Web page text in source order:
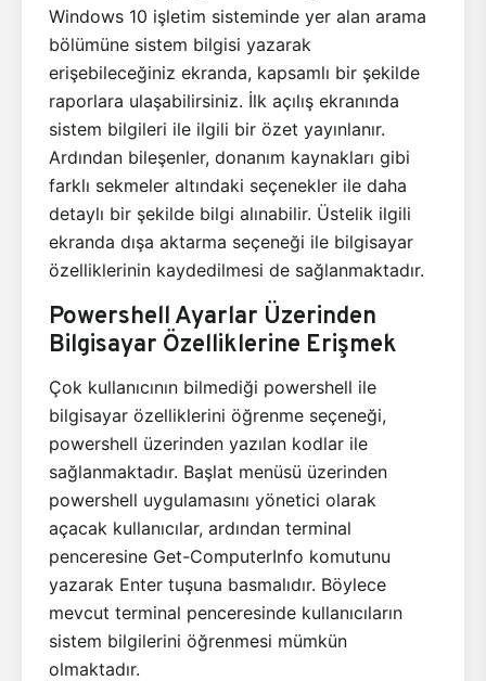
Windows 10 işletim sisteminde yer alan arama
bölümüne sistem bilgisi yazarak
erişebileceğiniz ekranda, kapsamlı bir şekilde
raporlara ulaşabilirsiniz. İlk açılış ekranında
sistem bilgileri ile ilgili bir özet yayınlanır.
Ardından bileşenler, donanım kaynakları gibi
farklı sekmeler altındaki seçenekler ile daha
detaylı bir şekilde bilgi alınabilir. Üstelik ilgili
ekranda dışa aktarma seçeneği ile bilgisayar
özelliklerinin kaydedilmesi de sağlanmaktadır.
Powershell Ayarlar Üzerinden
Bilgisayar Özelliklerine Erişmek
Çok kullanıcının bilmediği powershell ile
bilgisayar özelliklerini öğrenme seçeneği,
powershell üzerinden yazılan kodlar ile
sağlanmaktadır. Başlat menüsü üzerinden
powershell uygulamasını yönetici olarak
açacak kullanıcılar, ardından terminal
penceresine Get-ComputerInfo komutunu
yazarak Enter tuşuna basmalıdır. Böylece
mevcut terminal penceresinde kullanıcıların
sistem bilgilerini öğrenmesi mümkün
olmaktadır.